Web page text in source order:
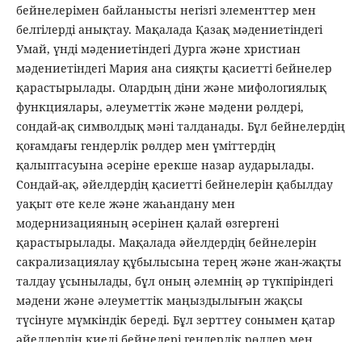
бейнелерімен байланысты негізгі элементтер мен
белгілерді анықтау. Мақалада Қазақ мәдениетіндегі
Умай, үнді мәдениетіндегі Дурга және христиан
мәдениетіндегі Мария ана сияқты қасиетті бейнелер
қарастырылады. Олардың діни және мифологиялық
функциялары, әлеуметтік және мәдени рөлдері,
сондай-ақ символдық мәні талданады. Бұл бейнелердің
қоғамдағы гендерлік рөлдер мен үміттердің
қалыптасуына әсеріне ерекше назар аударылады.
Сондай-ақ, әйелдердің қасиетті бейнелерін қабылдау
уақыт өте келе және жаһандану мен
модернизацияның әсерінен қалай өзгергені
қарастырылады. Мақалада әйелдердің бейнелерін
сакрализациялау құбылысына терең және жан-жақты
талдау ұсынылады, бұл оның әлемнің әр түкпіріндегі
мәдени және әлеуметтік маңыздылығын жақсы
түсінуге мүмкіндік береді. Бұл зерттеу сонымен қатар